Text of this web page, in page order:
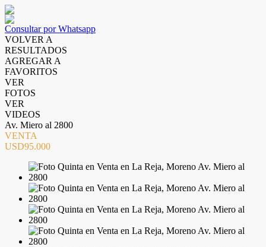
Consultar por Whatsapp
VOLVER A
RESULTADOS
AGREGAR A
FAVORITOS
VER
FOTOS
VER
VIDEOS
Av. Miero al 2800
VENTA
USD95.000